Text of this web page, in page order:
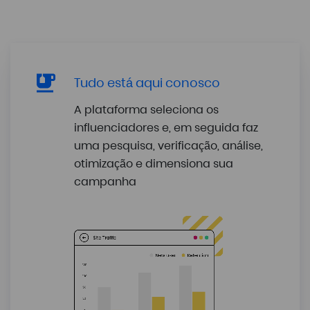
Tudo está aqui conosco
A plataforma seleciona os
influenciadores e, em seguida faz
uma pesquisa, verificação, análise,
otimização e dimensiona sua
campanha